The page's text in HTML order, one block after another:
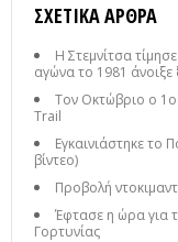
ΣΧΕΤΙΚΆ ΆΡΘΡΑ
Η Στεμνίτσα
αγώνα το 1981
Τον Οκτώβριο ο
Trail
Εγκαινιάστηκε το
βίντεο)
Προβολή
Έφτασε η ώρα για
Γορτυνίας